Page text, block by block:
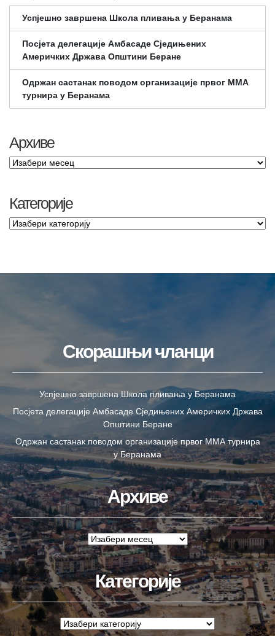
Успјешно завршена Школа пливања у Беранама
Посјета делегације Амбасаде Сједињених
Америчких Држава Општини Беране
Одржан састанак поводом организације првог ММА
турнира у Беранама
Архиве
Категорије
Скорашњи чланци
Успјешно завршена Школа пливања у Беранама
Посјета делегације Амбасаде Сједињених Америчких Држава
Општини Беране
Одржан састанак поводом организације првог ММА турнира
у Беранама
Архиве
Категорије